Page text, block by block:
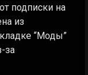
подписки на
из
“Моды”
за